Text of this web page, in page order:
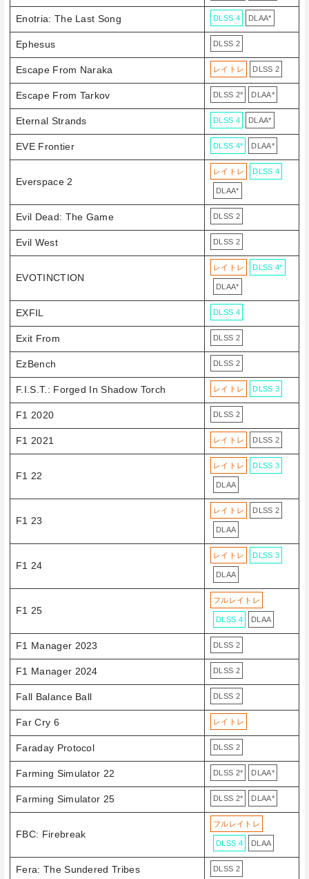
Enotria: The Last Song DLSS 4 DLAA*
Ephesus DLSS 2
Escape From Naraka レイトレ DLSS 2
Escape From Tarkov DLSS 2* DLAA*
Eternal Strands DLSS 4 DLAA*
EVE Frontier DLSS 4* DLAA*
Everspace 2
レイトレ DLSS 4
DLAA*
Evil Dead: The Game DLSS 2
Evil West DLSS 2
EVOTINCTION
レイトレ DLSS 4*
DLAA*
EXFIL DLSS 4
Exit From DLSS 2
EzBench DLSS 2
F.I.S.T.: Forged In Shadow Torch レイトレ DLSS 3
F1 2020 DLSS 2
F1 2021 レイトレ DLSS 2
F1 22
レイトレ DLSS 3
DLAA
F1 23
レイトレ DLSS 2
DLAA
F1 24
レイトレ DLSS 3
DLAA
F1 25
フルレイトレ
DLSS 4 DLAA
F1 Manager 2023 DLSS 2
F1 Manager 2024 DLSS 2
Fall Balance Ball DLSS 2
Far Cry 6 レイトレ
Faraday Protocol DLSS 2
Farming Simulator 22 DLSS 2* DLAA*
Farming Simulator 25 DLSS 2* DLAA*
FBC: Firebreak
フルレイトレ
DLSS 4 DLAA
Fera: The Sundered Tribes DLSS 2